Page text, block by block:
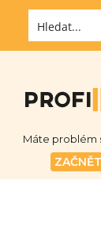
Máte problém